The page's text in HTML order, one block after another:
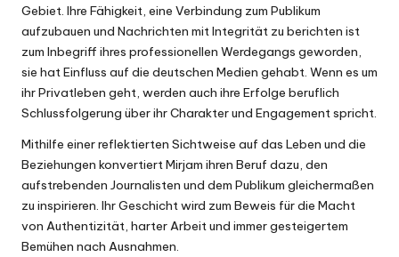
Gebiet. Ihre Fähigkeit, eine Verbindung zum Publikum
aufzubauen und Nachrichten mit Integrität zu berichten ist
zum Inbegriff ihres professionellen Werdegangs geworden,
sie hat Einfluss auf die deutschen Medien gehabt. Wenn es um
ihr Privatleben geht, werden auch ihre Erfolge beruflich
Schlussfolgerung über ihr Charakter und Engagement spricht.
Mithilfe einer reflektierten Sichtweise auf das Leben und die
Beziehungen konvertiert Mirjam ihren Beruf dazu, den
aufstrebenden Journalisten und dem Publikum gleichermaßen
zu inspirieren. Ihr Geschicht wird zum Beweis für die Macht
von Authentizität, harter Arbeit und immer gesteigertem
Bemühen nach Ausnahmen.